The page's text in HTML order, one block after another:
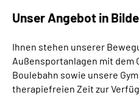
Unser Angebot in
Ihnen stehen unserer
Außensportanlagen mit dem
Boulebahn sowie unsere
therapiefreien Zeit zur